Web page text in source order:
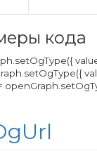
кода